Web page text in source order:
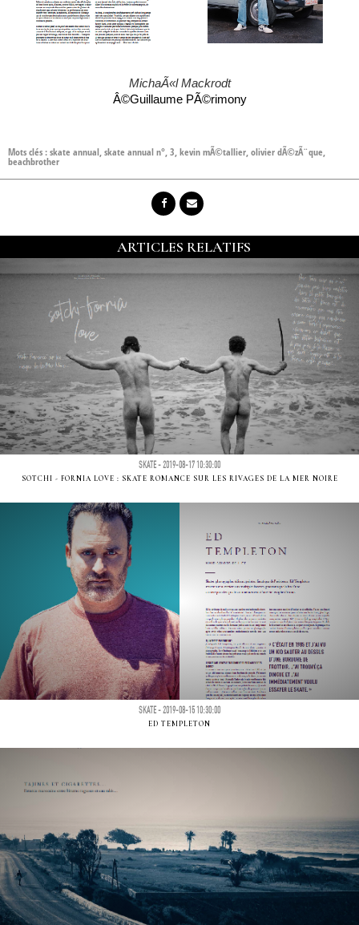
MichaÃ«l Mackrodt
Â©Guillaume PÃ©rimony
Mots clés :skate annual,skate annual n°,3,kevin mÃ©tallier,olivier dÃ©zÃ¨que,
beachbrother
ARTICLES RELATIFS
SKATE - 2019-08-17 10:30:00
SOTCHI - FORNIA LOVE : SKATE ROMANCE SUR LES RIVAGES DE LA MER NOIRE
SKATE - 2019-08-15 10:30:00
ED TEMPLETON